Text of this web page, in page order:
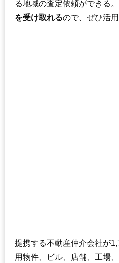
る地域の査定依頼ができる。
を受け取れるので、ぜひ活
提携する不動産仲介会社が
用物件、ビル、店舗、工場